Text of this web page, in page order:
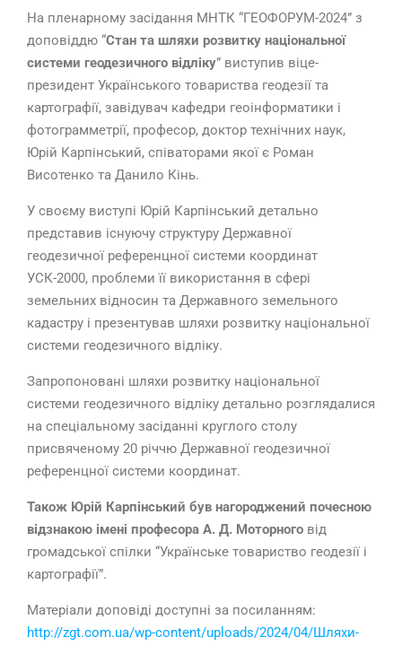
На пленарному засідання МНТК “ГЕОФОРУМ-2024” з
доповіддю “Стан та шляхи розвитку національної
системи геодезичного відліку” виступив віце-
президент Українського товариства геодезії та
картографії, завідувач кафедри геоінформатики і
фотограмметрії, професор, доктор технічних наук,
Юрій Карпінський, співаторами якої є Роман
Висотенко та Данило Кінь.
У своєму виступі Юрій Карпінський детально
представив існуючу структуру Державної
геодезичної референцної системи координат
УСК-2000, проблеми її використання в сфері
земельних відносин та Державного земельного
кадастру і презентував шляхи розвитку національної
системи геодезичного відліку.
Запропоновані шляхи розвитку національної
системи геодезичного відліку детально розглядалися
на спеціальному засіданні круглого столу
присвяченому 20 річчю Державної геодезичної
референцної системи координат.
Також Юрій Карпінський був нагороджений почесною
відзнакою імені професора А. Д. Моторного від
громадської спілки “Українське товариство геодезії і
картографії”.
Матеріали доповіді доступні за посиланням:
http://zgt.com.ua/wp-content/uploads/2024/04/Шляхи-